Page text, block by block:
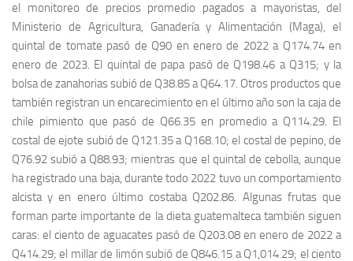
el monitoreo de precios promedio pagados a mayoristas, del
Ministerio de Agricultura, Ganadería y Alimentación (Maga), el
quintal de tomate pasó de Q90 en enero de 2022 a Q174.74 en
enero de 2023. El quintal de papa pasó de Q198.46 a Q315; y la
bolsa de zanahorias subió de Q38.85 a Q64.17. Otros productos que
también registran un encarecimiento en el último año son la caja de
chile pimiento que pasó de Q66.35 en promedio a Q114.29. El
costal de ejote subió de Q121.35 a Q168.10; el costal de pepino, de
Q76.92 subió a Q88.93; mientras que el quintal de cebolla, aunque
ha registrado una baja, durante todo 2022 tuvo un comportamiento
alcista y en enero último costaba Q202.86. Algunas frutas que
forman parte importante de la dieta guatemalteca también siguen
caras: el ciento de aguacates pasó de Q203.08 en enero de 2022 a
Q414.29; el millar de limón subió de Q846.15 a Q1,014.29; el ciento